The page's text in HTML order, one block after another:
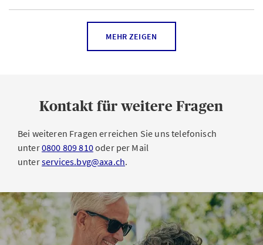
Ich bin von meinem Ehepartner getrennt, aber
noch nicht geschieden. Kann ich meine neue
Ich habe keine Familie. Kann ich für das
begünstigen?
man keine individuelle Begünstigungsordnung
einreicht?
MEHR ZEIGEN
Kontakt für weitere Fragen
Bei weiteren Fragen erreichen Sie uns telefonisch
unter0800 809 810oder per Mail
unterservices.bvg@axa.ch.